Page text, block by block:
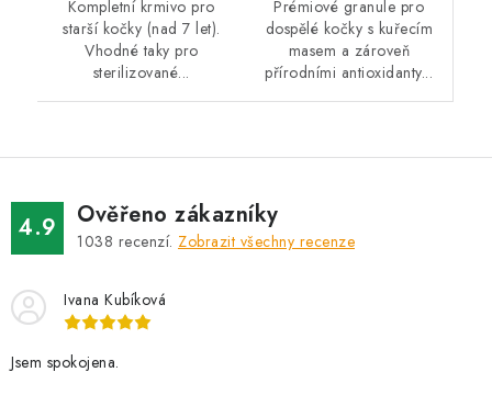
Kompletní krmivo pro
starší kočky (nad 7 let).
Vhodné taky pro
sterilizované...
Prémiové granule pro
dospělé kočky s kuřecím
masem a zároveň
přírodními antioxidanty...
4.9 Ověřeno zákazníky
1038 recenzí. Zobrazit všechny recenze
Ivana Kubíková
Jsem spokojena.